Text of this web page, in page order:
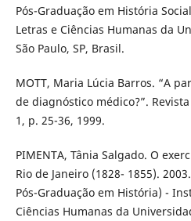
Pós-Graduação em História
Letras e Ciências Humanas da
São Paulo, SP, Brasil.
MOTT, Maria Lúcia Barros. “A
de diagnóstico médico?”.
1, p. 25-36, 1999.
PIMENTA, Tânia Salgado. O
Rio de Janeiro (1828- 1855).
Pós-Graduação em História) -
Ciências Humanas da